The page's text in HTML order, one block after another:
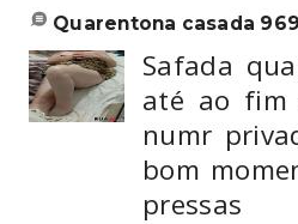
quarentona casada
Safada
até ao fim
numr
bom
pressas